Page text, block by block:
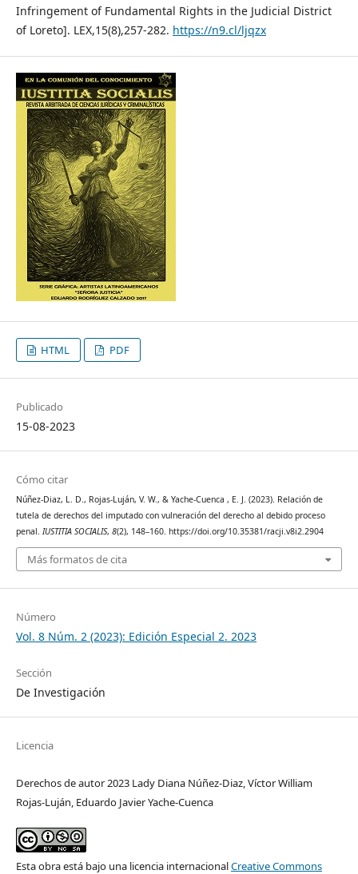
Infringement of Fundamental Rights in the Judicial District
of Loreto]. LEX,15(8),257-282. https://n9.cl/ljqzx
HTML PDF
Publicado
15-08-2023
Cómo citar
Núñez-Diaz, L. D., Rojas-Luján, V. W., & Yache-Cuenca , E. J. (2023). Relación de
tutela de derechos del imputado con vulneración del derecho al debido proceso
penal. IUSTITIA SOCIALIS, 8(2), 148–160. https://doi.org/10.35381/racji.v8i2.2904
Más formatos de cita
Número
Vol. 8 Núm. 2 (2023): Edición Especial 2. 2023
Sección
De Investigación
Licencia
Derechos de autor 2023 Lady Diana Núñez-Diaz, Víctor William
Rojas-Luján, Eduardo Javier Yache-Cuenca
Esta obra está bajo una licencia internacionalCreative Commons